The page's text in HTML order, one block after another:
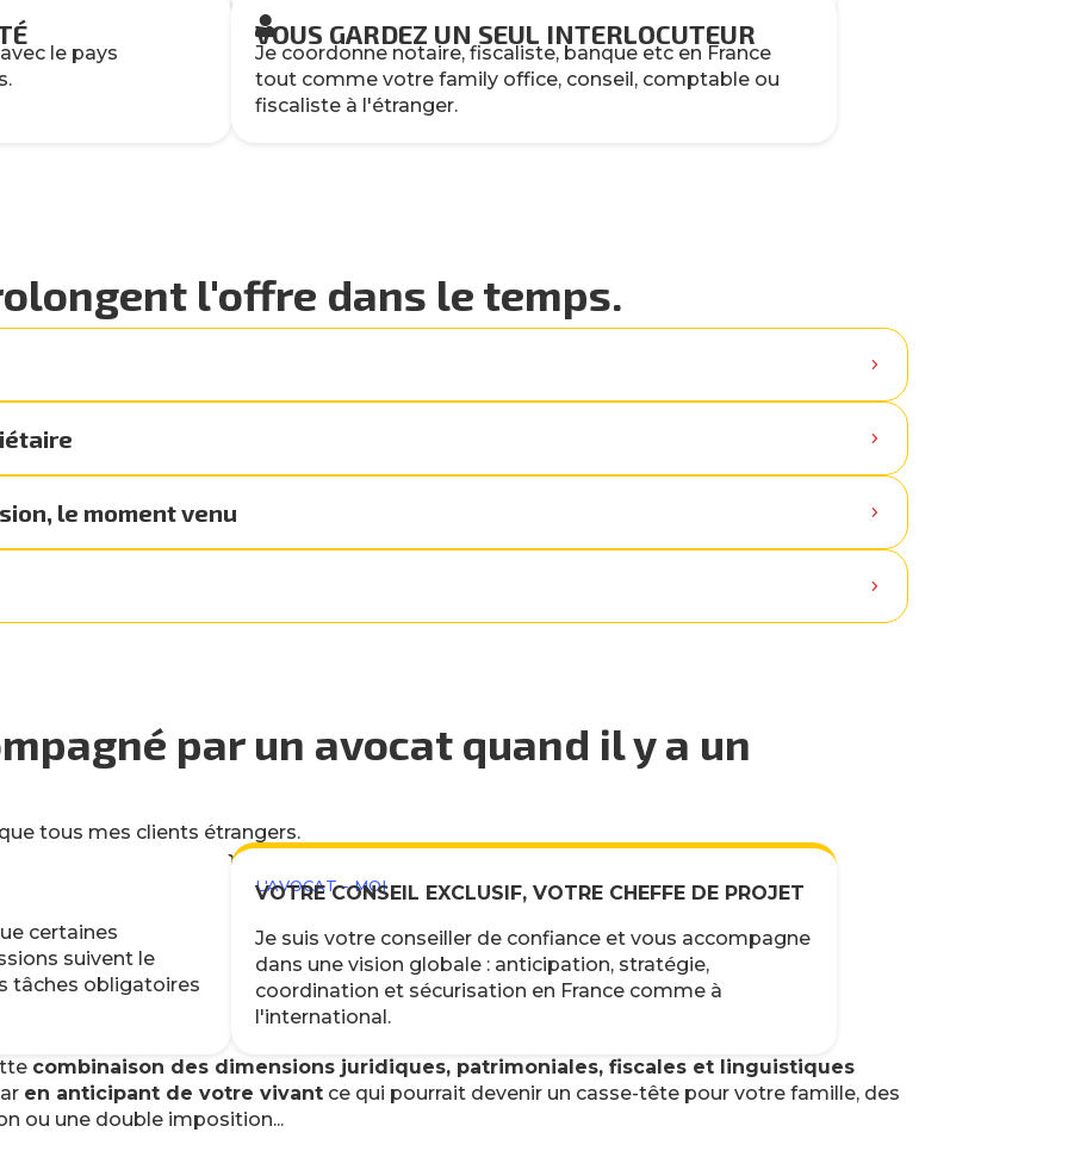
le pays

VOUS GARDEZ UN SEUL INTERLOCUTEUR
Je coordonne notaire, fiscaliste, banque etc en France
tout comme votre family office, conseil, comptable ou
fiscaliste à l'étranger.
l'offre dans le temps.
le moment venu
par un avocat quand il y a un
tous mes clients étrangers.
chose et leurs fonctions et actions sont complémentaires.
certaines
suivent le
tâches obligatoires
L'AVOCAT - MOI
VOTRE CONSEIL EXCLUSIF, VOTRE CHEFFE DE PROJET
Je suis votre conseiller de confiance et vous accompagne
dans une vision globale : anticipation, stratégie,
coordination et sécurisation en France comme à
l'international.
combinaison des dimensions juridiques, patrimoniales, fiscales et linguistiques
en anticipant de votre vivant ce qui pourrait devenir un casse-tête pour votre famille, des
ou une double imposition...